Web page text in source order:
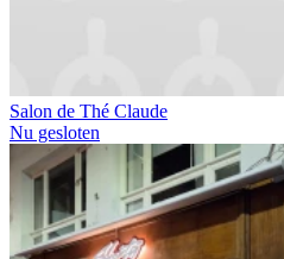
Salon de Thé Claude
Nu gesloten